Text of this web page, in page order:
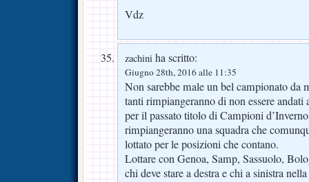
Vdz
zachini ha scritto:
Giugno 28th, 2016 alle 11:35
Non sarebbe male un bel campionato da
tanti rimpiangeranno di non essere
per il passato titolo di Campioni
rimpiangeranno una squadra che
lottato per le posizioni che contano.
Lottare con Genoa, Samp, Sassuolo,
chi deve stare a destra e chi a sinistra